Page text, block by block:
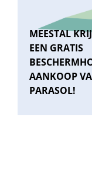
MEESTAL
EEN GRATIS
AANKOOP
PARASOL!